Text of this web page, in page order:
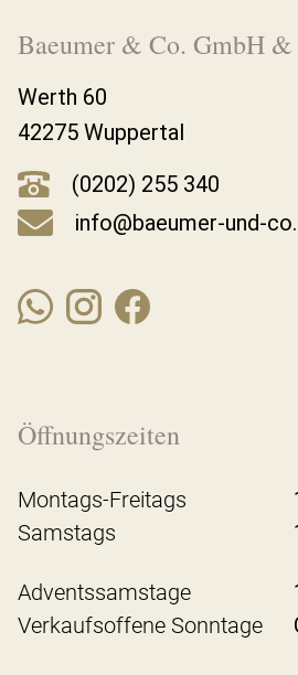
Baeumer & Co. GmbH
Werth 60
42275 Wuppertal
(0202) 255 340
info@baeumer-und-
Öffnungszeiten
Montags-Freitags
Samstags
Adventssamstage
Verkaufsoffene Sonntage